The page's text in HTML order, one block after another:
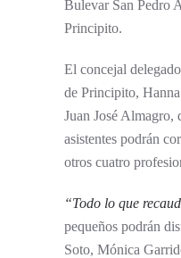
Bulevar San Pedro
Principito.
El concejal
de Principito,
Juan José Almagro,
asistentes podrán
otros cuatro
“Todo lo que
pequeños podrán
Soto, Mónica